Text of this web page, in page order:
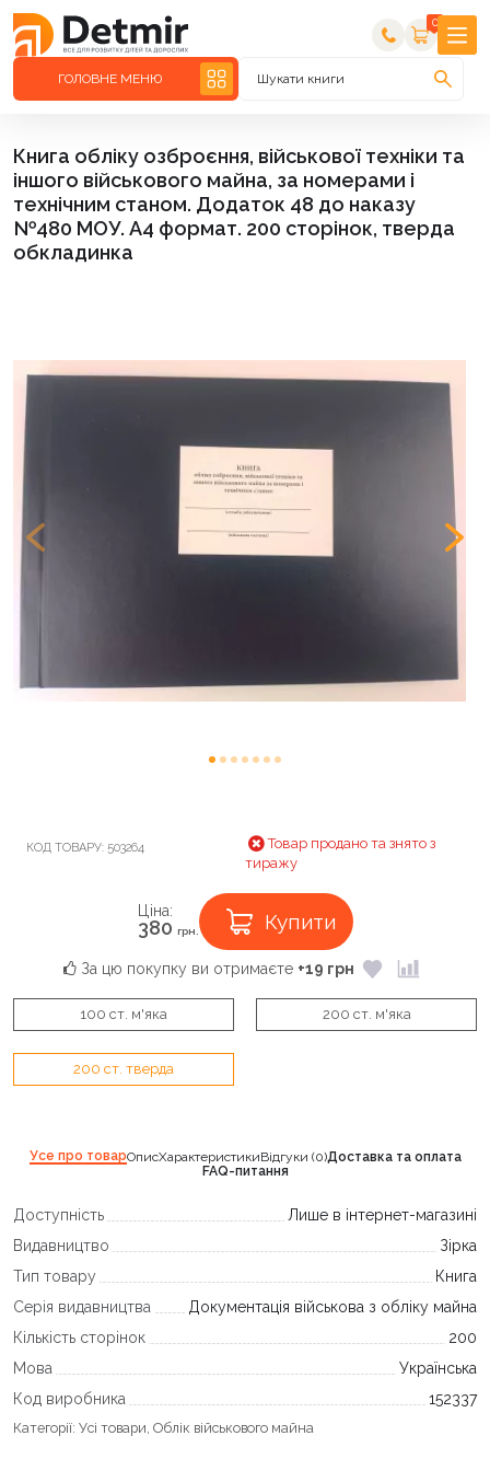
0
ГОЛОВНЕ МЕНЮ Шукати книги
Книга обліку озброєння, військової техніки та
іншого військового майна, за номерами і
технічним станом. Додаток 48 до наказу
№480 МОУ. А4 формат. 200 сторінок, тверда
обкладинка
КОД ТОВАРУ: 503264
Товар продано та знято з
тиражу
Ціна:
380 грн. Купити
За цю покупку ви отримаєте +19 грн
100 ст. м'яка 200 ст. м'яка
200 ст. тверда
Усе про товарОписХарактеристикиВідгуки (0)Доставка та оплата
FAQ-питання
Доступність
Лише в інтернет-магазині
Видавництво
Зірка
Тип товару
Книга
Серія видавництва
Документація військова з обліку майна
Кількість сторінок
200
Мова
Українська
Код виробника
152337
Категорії: Усі товари, Облік військового майна